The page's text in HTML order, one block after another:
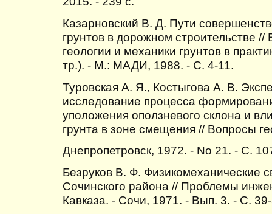
Казарновский В. Д. Пути
грунтов в дорожном строительстве
геологии и механики грунтов в
тр.). - М.: МАДИ, 1988. - С. 4-11.
Туровская А. Я., Костыгова А. В.
исследование процесса
уположения оползневого склона и
грунта в зоне смещения // Вопросы
Днепропетровск, 1972. - No 21. - С.
Безруков В. Ф. Физикомеханические
Сочинского района // Проблемы
Кавказа. - Сочи, 1971. - Вып. 3. - С.